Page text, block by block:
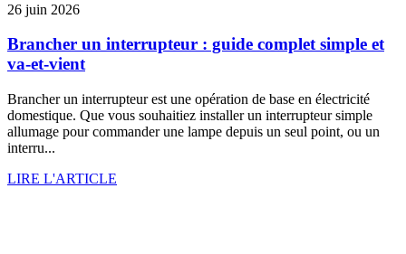
26 juin 2026
Brancher un interrupteur : guide complet simple et
va-et-vient
Brancher un interrupteur est une opération de base en électricité
domestique. Que vous souhaitiez installer un interrupteur simple
allumage pour commander une lampe depuis un seul point, ou un
interru...
LIRE L'ARTICLE